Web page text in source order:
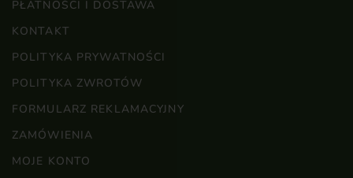
PŁATNOŚCI I DOSTAWA
KONTAKT
POLITYKA PRYWATNOŚCI
POLITYKA ZWROTÓW
FORMULARZ REKLAMACYJNY
ZAMÓWIENIA
MOJE KONTO